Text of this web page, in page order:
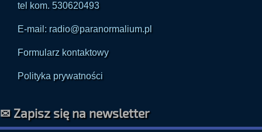
tel kom. 530620493
E-mail: radio@paranormalium.pl
Formularz kontaktowy
Polityka prywatności
✉ Zapisz się na newsletter